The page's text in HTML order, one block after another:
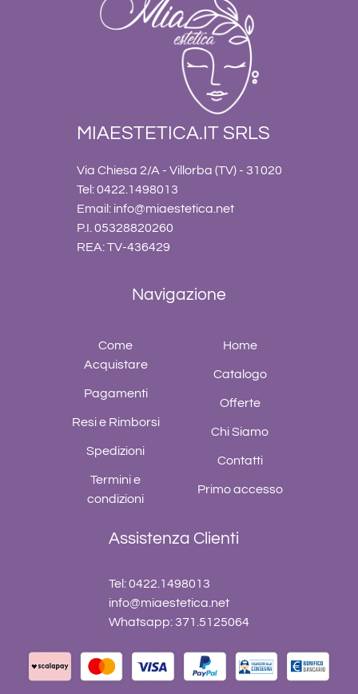
MIAESTETICA.IT SRLS
Via Chiesa 2/A - Villorba (TV) - 31020
Tel: 0422.1498013
Email: info@miaestetica.net
P.I. 05328820260
REA: TV-436429
Navigazione
Come
Acquistare
Pagamenti
Resi e Rimborsi
Spedizioni
Termini e
condizioni
Home
Catalogo
Offerte
Chi Siamo
Contatti
Primo accesso
Assistenza Clienti
Tel: 0422.1498013
info@miaestetica.net
Whatsapp: 371.5125064